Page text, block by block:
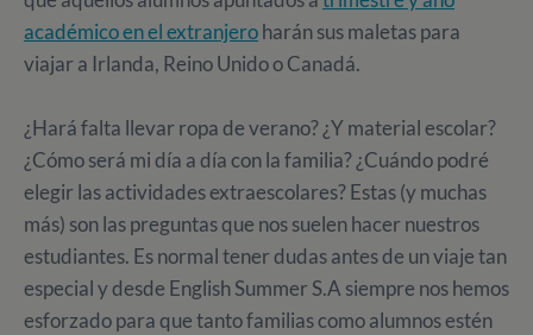
académico en el extranjeroharán sus maletas para
viajar a Irlanda, Reino Unido o Canadá.
¿Hará falta llevar ropa de verano? ¿Y material escolar?
¿Cómo será mi día a día con la familia? ¿Cuándo podré
elegir las actividades extraescolares? Estas (y muchas
más) son las preguntas que nos suelen hacer nuestros
estudiantes. Es normal tener dudas antes de un viaje tan
especial y desde English Summer S.A siempre nos hemos
esforzado para que tanto familias como alumnos estén